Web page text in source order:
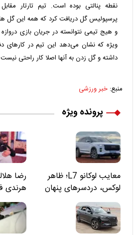
نقطه پنالتی بوده است. تیم تارتار
پرسپولیس گل دریافت کرد که همه این گل ها
و هیج تیمی نتوانسته در جریان بازی
ویژه که نشان می‌دهد این تیم در کارهای
داشته و گل زدن به آنها اصلا کار راحتی
منبع: خبر ورزشی
پرونده ویژه
معایب لوکانو L7؛ ظاهر
لوکس، دردسرهای پنهان
رضا
هرندی
علی(ع)»